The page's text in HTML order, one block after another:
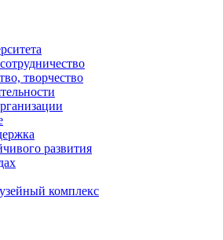
творчество
развития
комплекс